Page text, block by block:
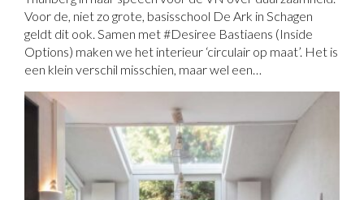
Voor de, niet zo grote, basisschool De Ark in Schagen
geldt dit ook. Samen met #Desiree Bastiaens (Inside
Options) maken we het interieur ‘circulair op maat’. Het is
een klein verschil misschien, maar wel een…